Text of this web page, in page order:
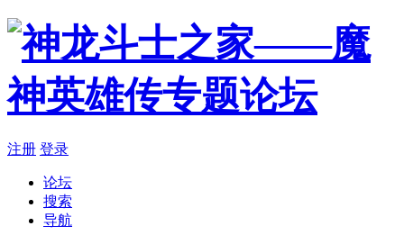
注册 登录
论坛
搜索
导航